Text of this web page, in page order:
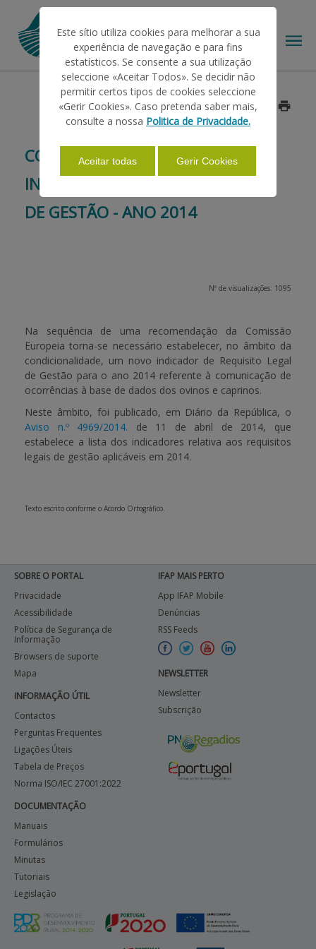
AJUDAS/APOIOS
INFORMAÇÕES
APOIO AO BENEFICIÁRIO
CONDICIONALIDADE - NOVO
INDICADOR DE REQUISITO LEGAL
DE GESTÃO - ANO 2014
Data: 2014/05/23
Nº de visualizações: 1095
Na sequência de uma recomendação da Comissão
Europeia torna-se necessário estabelecer, no âmbito da
condicionalidade, um novo indicador de Requisito Legal
de Gestão para o ano 2014 referente à comunicação de
ocorrências à base de dados dos ovinos e caprinos.
Neste âmbito, foi publicado, em Diário da República, o
Aviso n.º 4969/2014. de 11 de abril de 2014, que
estabelece a lista dos indicadores relativa aos requisitos
legais de gestão aplicáveis em 2014.
Texto escrito conforme o Acordo Ortográfico.
SOBRE O PORTAL
Privacidade
Acessibilidade
Política de Segurança de
Informação
Browsers de suporte
Mapa
INFORMAÇÃO ÚTIL
Contactos
Perguntas Frequentes
Ligações Úteis
Tabela de Preços
Norma ISO/IEC 27001:2022
DOCUMENTAÇÃO
Manuais
Formulários
Minutas
Tutoriais
Legislação
IFAP MAIS PERTO
App IFAP Mobile
Denúncias
RSS Feeds
NEWSLETTER
Newsletter
Subscrição
Este sítio utiliza cookies para melhorar a sua
experiência de navegação e para fins
estatísticos. Se consente a sua utilização
seleccione «Aceitar Todos». Se decidir não
permitir certos tipos de cookies seleccione
«Gerir Cookies». Caso pretenda saber mais,
consulte a nossa Politica de Privacidade.
Aceitar todas Gerir Cookies